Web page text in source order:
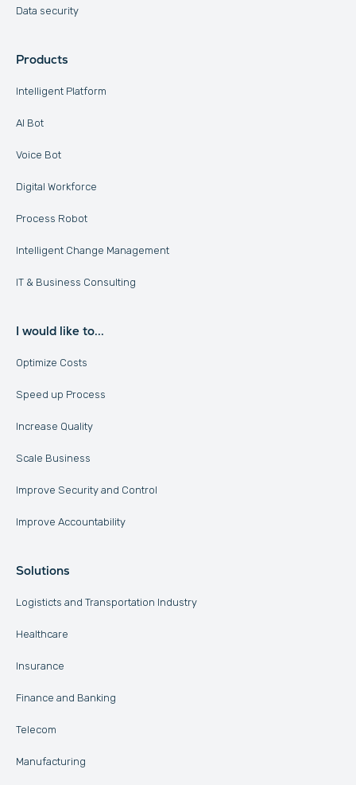
Data security
Products
Intelligent Platform
AI Bot
Voice Bot
Digital Workforce
Process Robot
Intelligent Change Management
IT & Business Consulting
I would like to...
Optimize Costs
Speed up Process
Increase Quality
Scale Business
Improve Security and Control
Improve Accountability
Solutions
Logisticts and Transportation Industry
Healthcare
Insurance
Finance and Banking
Telecom
Manufacturing